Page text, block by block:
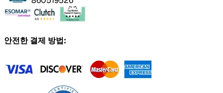
안전한 결제 방법: